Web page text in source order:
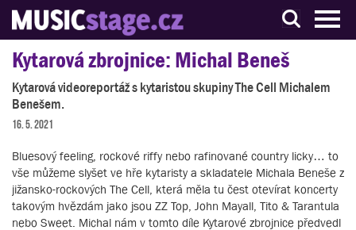
S muzikanty pro muzikanty
Kytarová zbrojnice: Michal Beneš
Kytarová videoreportáž s kytaristou skupiny The Cell Michalem
Benešem.
16. 5. 2021
Bluesový feeling, rockové riffy nebo rafinované country licky… to
vše můžeme slyšet ve hře kytaristy a skladatele Michala Beneše z
jižansko-rockových The Cell, která měla tu čest otevírat koncerty
takovým hvězdám jako jsou ZZ Top, John Mayall, Tito & Tarantula
nebo Sweet. Michal nám v tomto díle Kytarové zbrojnice předvedl